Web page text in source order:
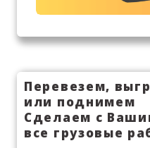
Перевезем,
или поднимем
Сделаем с
все грузовые